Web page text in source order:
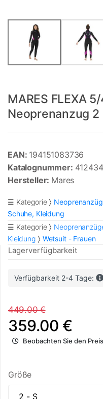
MARES FLEXA
Neoprenanzug 2
EAN: 194151083736
Katalognummer: 412434
Hersteller: Mares
☰ Kategorie
Schuhe, Kleidung
☰ Kategorie
Kleidung
Wetsuit - Frauen
Lagerverfügbarkeit
Verfügbarkeit 2-4 Tage:
449.00 €
359.00 €
Beobachten Sie den Preis
Größe